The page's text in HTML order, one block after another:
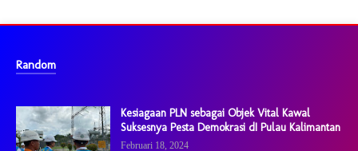
Random
Kesiagaan PLN sebagai Objek Vital Kawal
Suksesnya Pesta Demokrasi dI Pulau Kalimantan
Februari 18, 2024